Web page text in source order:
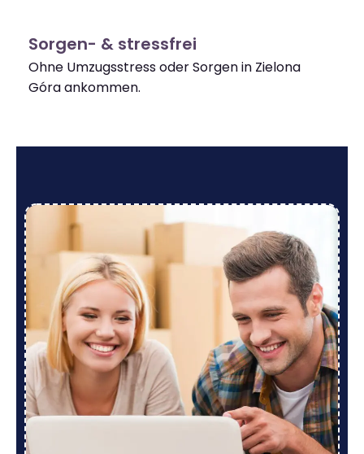
Sorgen- & stressfrei
Ohne Umzugsstress oder Sorgen in Zielona
Góra ankommen.